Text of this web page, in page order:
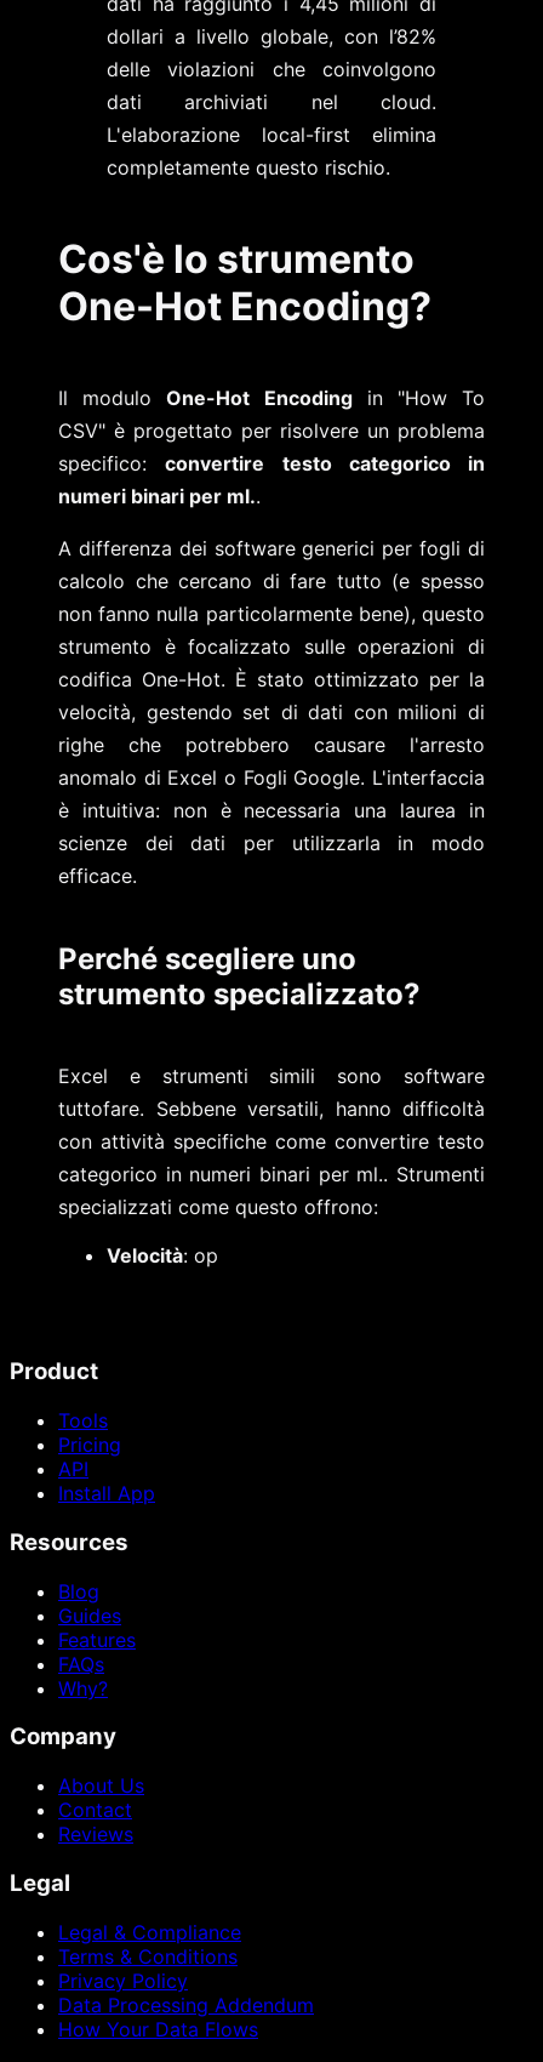
dollari a livello globale, con l’82%
delle violazioni che coinvolgono
dati archiviati nel cloud.
L'elaborazione local-first elimina
completamente questo rischio.
Cos'è lo strumento
One-Hot Encoding?
Il moduloOne-Hot Encodingin "How To
CSV" è progettato per risolvere un problema
specifico:convertire testo categorico in
numeri binari per ml..
A differenza dei software generici per fogli di
calcolo che cercano di fare tutto (e spesso
non fanno nulla particolarmente bene), questo
strumento è focalizzato sulle operazioni di
codifica One-Hot. È stato ottimizzato per la
velocità, gestendo set di dati con milioni di
righe che potrebbero causare l'arresto
anomalo di Excel o Fogli Google. L'interfaccia
è intuitiva: non è necessaria una laurea in
scienze dei dati per utilizzarla in modo
efficace.
Perché scegliere uno
strumento specializzato?
Excel e strumenti simili sono software
tuttofare. Sebbene versatili, hanno difficoltà
con attività specifiche come convertire testo
categorico in numeri binari per ml.. Strumenti
specializzati come questo offrono:
Velocità: op
Product
Tools
Pricing
API
Install App
Resources
Blog
Guides
Features
FAQs
Why?
Company
About Us
Contact
Reviews
Legal
Legal & Compliance
Terms & Conditions
Privacy Policy
Data Processing Addendum
How Your Data Flows